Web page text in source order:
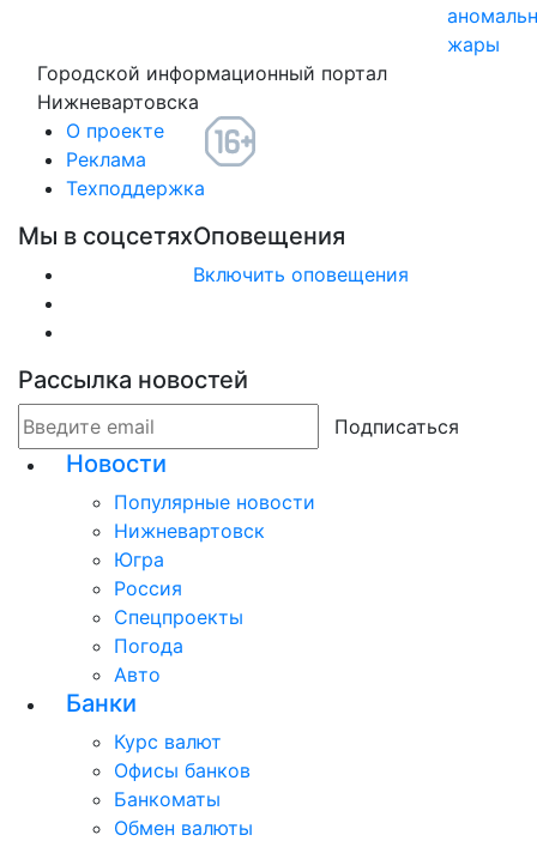
жары
Городской информационный портал
Нижневартовска
О проекте
Реклама
Техподдержка
Мы в соцсетяхОповещения
Включить оповещения
Рассылка новостей
Подписаться
Новости
Популярные новости
Нижневартовск
Югра
Россия
Спецпроекты
Погода
Авто
Банки
Курс валют
Офисы банков
Банкоматы
Обмен валюты